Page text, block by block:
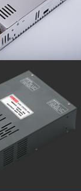
查看更多